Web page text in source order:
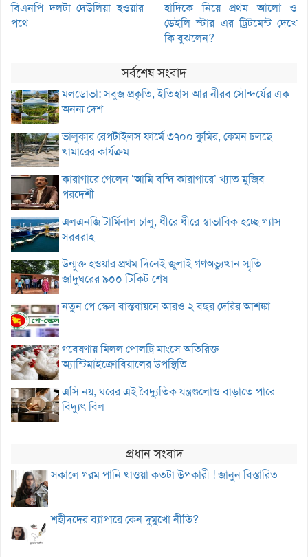
বিএনপি দলটা দেউলিয়া হওয়ার
পথে
হাদিকে নিয়ে প্রথম আলো ও
ডেইলি স্টার এর ট্রিটমেন্ট দেখে
কি বুঝলেন?
সর্বশেষ সংবাদ
মলডোভা: সবুজ প্রকৃতি, ইতিহাস আর নীরব সৌন্দর্যের এক
অনন্য দেশ
ভালুকার রেপটাইলস ফার্মে ৩৭০০ কুমির, কেমন চলছে
খামারের কার্যক্রম
কারাগারে গেলেন ‘আমি বন্দি কারাগারে’ খ্যাত মুজিব
পরদেশী
এলএনজি টার্মিনাল চালু, ধীরে ধীরে স্বাভাবিক হচ্ছে গ্যাস
সরবরাহ
উন্মুক্ত হওয়ার প্রথম দিনেই জুলাই গণঅভ্যুত্থান স্মৃতি
জাদুঘরের ৯০০ টিকিট শেষ
নতুন পে স্কেল বাস্তবায়নে আরও ২ বছর দেরির আশঙ্কা
গবেষণায় মিলল পোলট্রি মাংসে অতিরিক্ত
অ্যান্টিমাইক্রোবিয়ালের উপস্থিতি
এসি নয়, ঘরের এই বৈদ্যুতিক যন্ত্রগুলোও বাড়াতে পারে
বিদ্যুৎ বিল
প্রধান সংবাদ
সকালে গরম পানি খাওয়া কতটা উপকারী ! জানুন বিস্তারিত
শহীদদের ব্যাপারে কেন দুমুখো নীতি?